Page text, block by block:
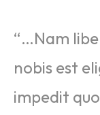
“…Nam
nobis est
impedit